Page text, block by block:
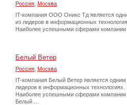
Россия Москва
IT-компания ООО Оникс Тд является
из лидеров в информационных
Наиболее успешными сферами
Белый Ветер
Россия Москва
IT-компания Белый Ветер является одним
лидеров в информационных технологиях.
Наиболее успешными сферами компании
Белый …